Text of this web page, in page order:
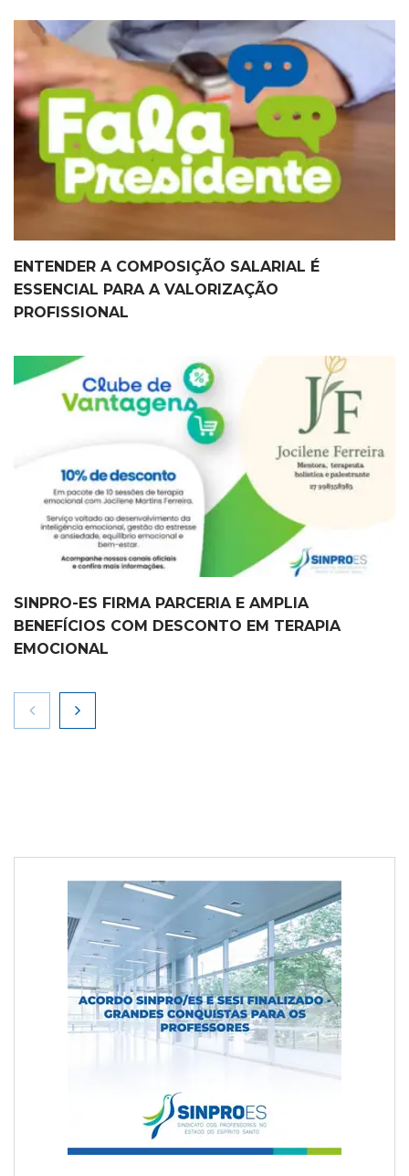
ENTENDER A COMPOSIÇÃO SALARIAL É
ESSENCIAL PARA A VALORIZAÇÃO
PROFISSIONAL
SINPRO-ES FIRMA PARCERIA E AMPLIA
BENEFÍCIOS COM DESCONTO EM TERAPIA
EMOCIONAL